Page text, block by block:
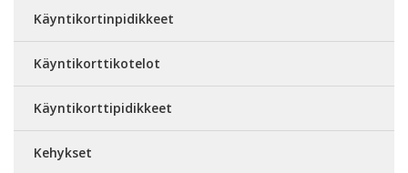
Käyntikortinpidikkeet
Käyntikorttikotelot
Käyntikorttipidikkeet
Kehykset